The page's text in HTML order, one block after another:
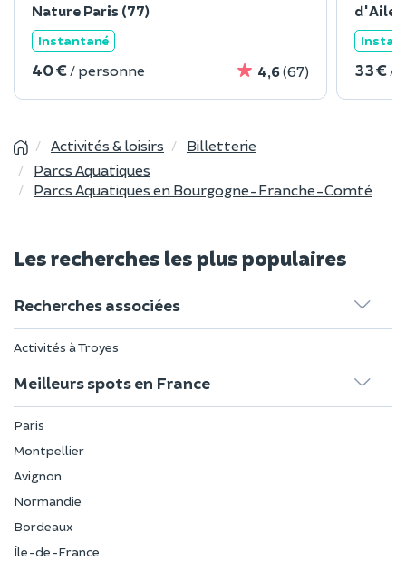
Nature Paris (77)
Instantané
40 € / personne 4,6(67) 33 € /
Activités & loisirs
Billetterie
Parcs Aquatiques
Parcs Aquatiques en Bourgogne-Franche-Comté
Les recherches les plus populaires
Recherches associées
Activités à Troyes
Meilleurs spots en France
Paris
Montpellier
Avignon
Normandie
Bordeaux
Île-de-France